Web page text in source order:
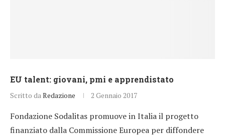
EU talent: giovani, pmi e apprendistato
Scritto da Redazione 2 Gennaio 2017
Fondazione Sodalitas promuove in Italia il progetto
finanziato dalla Commissione Europea per diffondere